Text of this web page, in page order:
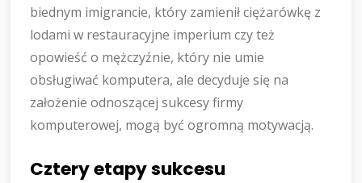
biednym imigrancie, który zamienił ciężarówkę z
lodami w restauracyjne imperium czy też
opowieść o mężczyźnie, który nie umie
obsługiwać komputera, ale decyduje się na
założenie odnoszącej sukcesy firmy
komputerowej, mogą być ogromną motywacją.
Cztery etapy sukcesu